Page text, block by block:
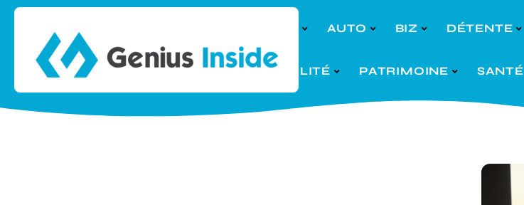
AUTO BIZ DÉTENTE
PARENTALITÉ PATRIMOINE SANTÉ